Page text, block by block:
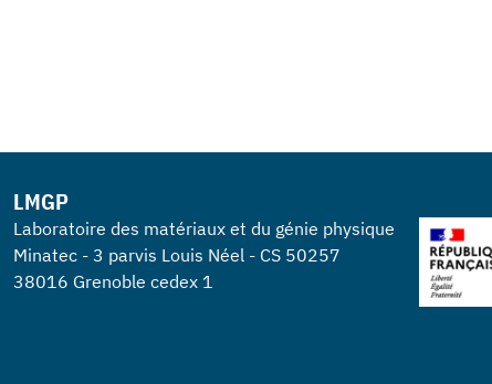
LMGP
Laboratoire des matériaux et du génie physique
Minatec - 3 parvis Louis Néel - CS 50257
38016 Grenoble cedex 1